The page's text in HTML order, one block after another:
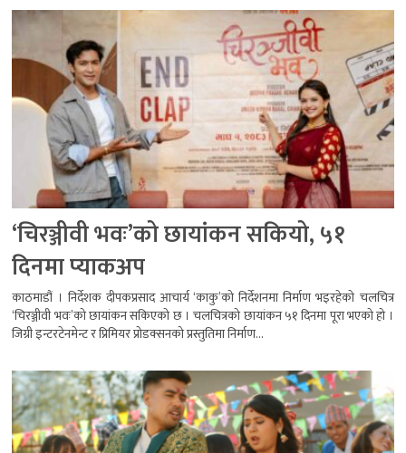
‘चिरञ्जीवी भवः’को छायांकन सकियो, ५१
दिनमा प्याकअप
काठमाडौं । निर्देशक दीपकप्रसाद आचार्य ‘काकु’को निर्देशनमा निर्माण भइरहेको चलचित्र
‘चिरञ्जीवी भवः’को छायांकन सकिएको छ । चलचित्रको छायांकन ५१ दिनमा पूरा भएको हो ।
जिग्री इन्टरटेनमेन्ट र प्रिमियर प्रोडक्सनको प्रस्तुतिमा निर्माण...